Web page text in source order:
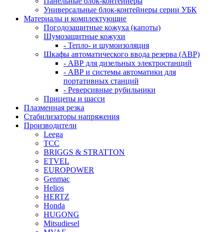
Универсальные блок-контейнеры серии УБК
Материалы и комплектующие
Погодозащитные кожуха (капоты)
Шумозащитные кожухи
- Тепло- и шумоизоляция
Шкафы автоматического ввода резерва (АВР)
- АВР для дизельных электростанций
- АВР и системы автоматики для
портативных станций
- Реверсивные рубильники
Прицепы и шасси
Плазменная резка
Стабилизаторы напряжения
Производители
Leega
ТСС
BRIGGS & STRATTON
ETVEL
EUROPOWER
Genmac
Helios
HERTZ
Honda
HUGONG
Mitsudiesel